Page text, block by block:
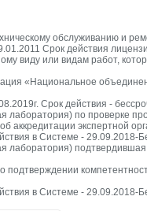
обслуживанию и
Срок действия
виду или видам работ,
«Национальное
Срок действия -
лаборатория) по проверке
об аккредитации
в Системе - 29.09.2018-
лаборатория)
о подтверждении
в Системе - 29.09.2018-